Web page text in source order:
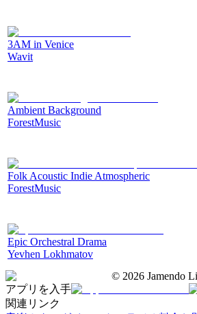
3AM in Venice
Wavit
Ambient Background
ForestMusic
Folk Acoustic Indie Atmospheric
ForestMusic
Epic Orchestral Drama
Yevhen Lokhmatov
© 2026 Jamendo
アプリを入手
関連リンク